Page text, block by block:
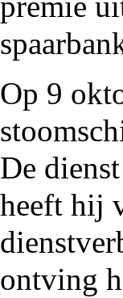
Op 9
De
heeft hij
ontving